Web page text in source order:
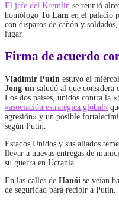
El jefe del Kremlin se reunió
homólogo To Lam en el palacio
con disparos de cañón y
lugar.
Firma de acuerdo
Vladímir Putin estuvo el
Jong-un saludó al que considera
Los dos países, unidos contra la
«asociación estratégica global»
agresión» y un posible
según Putin.
Estados Unidos y sus aliados
llevar a nuevas entregas de
su guerra en Ucrania.
En las calles de Hanói se veían
de seguridad para recibir a Putin.